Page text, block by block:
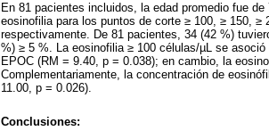
En 81 pacientes incluidos, la edad promedio fue
eosinofilia para los puntos de corte ≥ 100, ≥ 150,
respectivamente. De 81 pacientes, 34 (42 %)
%) ≥ 5 %. La eosinofilia ≥ 100 células/µL se
EPOC (RM = 9.40, p = 0.038); en cambio, la
Complementariamente, la concentración de
11.00, p = 0.026).
Conclusiones: